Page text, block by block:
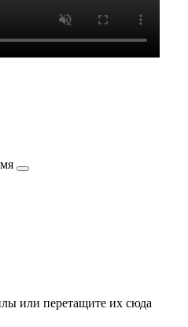
или перетащите их сюда